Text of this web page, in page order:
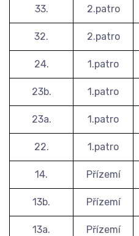
33. 2.patro
32. 2.patro
24. 1.patro
23b. 1.patro
23a. 1.patro
22. 1.patro
14. Přízemí
13b. Přízemí
13a. Přízemí